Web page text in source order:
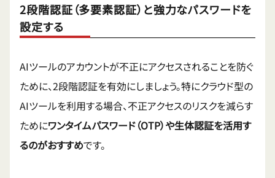
2段階認証（多要素認証）と強力なパスワードを
設定する
AIツールのアカウントが不正にアクセスされることを防ぐ
ために、2段階認証を有効にしましょう。特にクラウド型の
AIツールを利用する場合、不正アクセスのリスクを減らす
ためにワンタイムパスワード（OTP）や生体認証を活用す
るのがおすすめです。